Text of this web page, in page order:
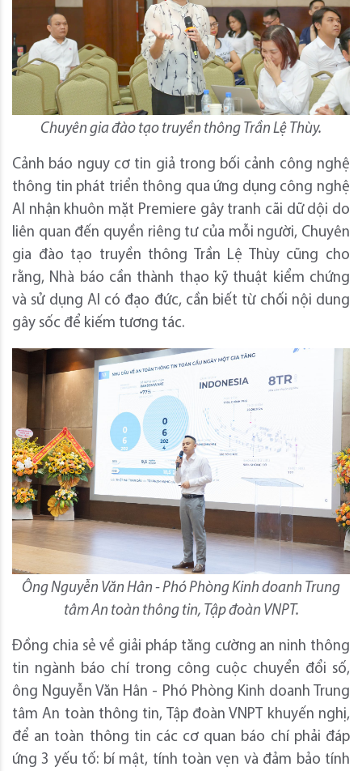
Chuyên gia đào tạo truyền thông Trần Lệ Thùy.
Cảnh báo nguy cơ tin giả trong bối cảnh công nghệ
thông tin phát triển thông qua ứng dụng công nghệ
AI nhận khuôn mặt Premiere gây tranh cãi dữ dội do
liên quan đến quyền riêng tư của mỗi người, Chuyên
gia đào tạo truyền thông Trần Lệ Thùy cũng cho
rằng, Nhà báo cần thành thạo kỹ thuật kiểm chứng
và sử dụng AI có đạo đức, cần biết từ chối nội dung
gây sốc để kiếm tương tác.
Ông Nguyễn Văn Hân - Phó Phòng Kinh doanh Trung
tâm An toàn thông tin, Tập đoàn VNPT.
Đồng chia sẻ về giải pháp tăng cường an ninh thông
tin ngành báo chí trong công cuộc chuyển đổi số,
ông Nguyễn Văn Hân - Phó Phòng Kinh doanh Trung
tâm An toàn thông tin, Tập đoàn VNPT khuyến nghị,
để an toàn thông tin các cơ quan báo chí phải đáp
ứng 3 yếu tố: bí mật, tính toàn vẹn và đảm bảo tính